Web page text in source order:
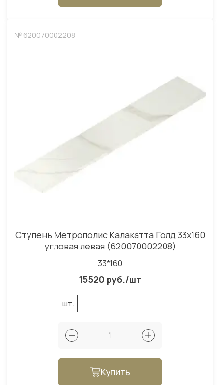
№ 620070002208
Ступень Метрополис Калакатта Голд 33x160
угловая левая (620070002208)
33*160
15520 руб./шт
шт.
Купить